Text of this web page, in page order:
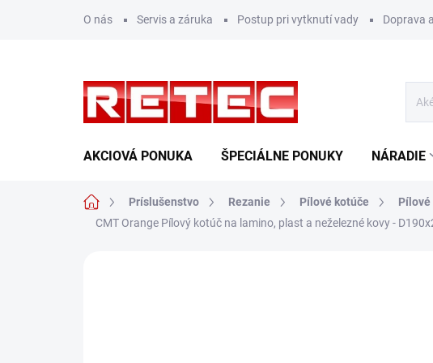
O nás Servis a záruka Postup pri vytknutí vady Doprava
AKCIOVÁ PONUKA ŠPECIÁLNE PONUKY NÁRADIE
DomovPríslušenstvo Rezanie Pílové kotúče
Pílové
CMT Orange Pílový kotúč na lamino, plast a neželezné kovy -